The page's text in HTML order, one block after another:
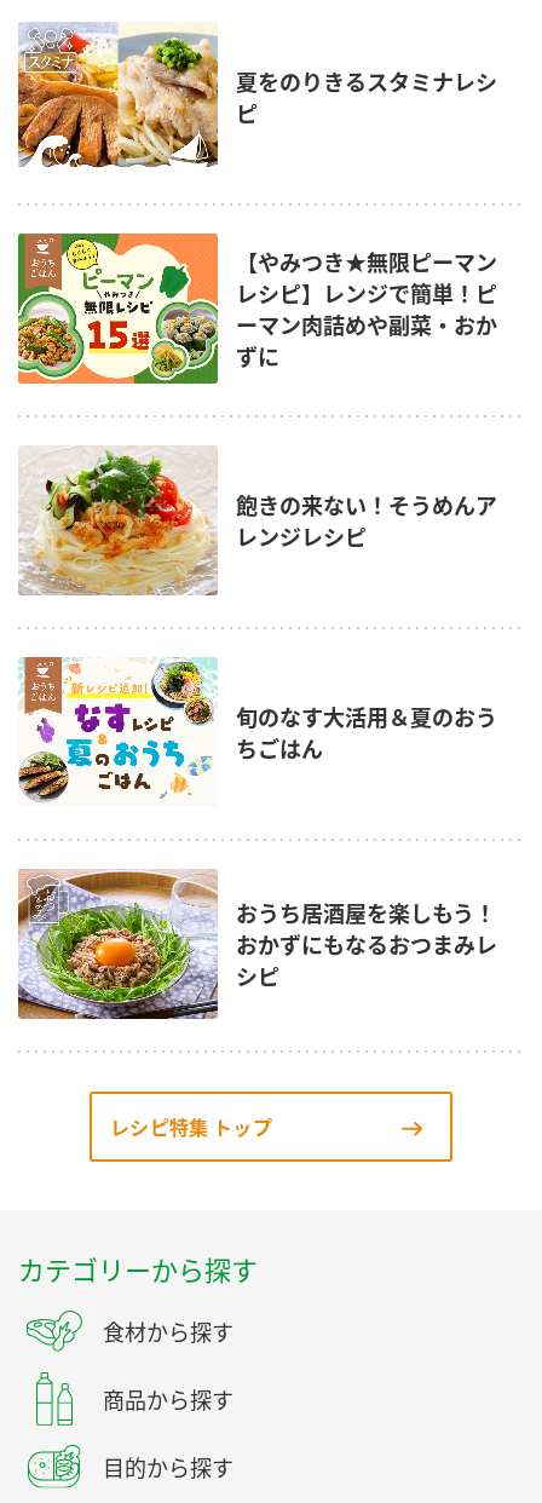
夏をのりきるスタミナレシ
ピ
【やみつき★無限ピーマン
レシピ】レンジで簡単！ピ
ーマン肉詰めや副菜・おか
ずに
飽きの来ない！そうめんア
レンジレシピ
旬のなす大活用＆夏のおう
ちごはん
おうち居酒屋を楽しもう！
おかずにもなるおつまみレ
シピ
レシピ特集 トップ
カテゴリーから探す
食材から探す
商品から探す
目的から探す